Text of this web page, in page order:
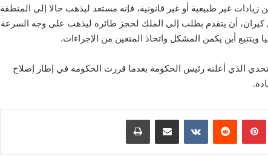
زيادات غير طبيعية أو غير قانونية، فإنه مستعد ليذهب حالا إلى المنطقة
كيران، أن يتقدم بطلب إلى الملك لحجز طائرة ليذهب على وجه السرعة
أين يكمن المشكل واتخاذ المتعين من الإجراءات.
الذي أعلنه رئيس الحكومة بعدما قررت الحكومة في إطار إصلاح
بينتيريست مشاركة عبر البريد طباعة